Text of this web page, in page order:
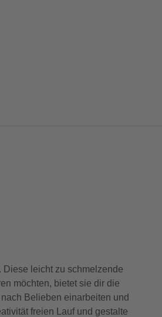
leicht zu schmelzende
möchten, bietet sie dir die
Belieben einarbeiten und
freien Lauf und gestalte